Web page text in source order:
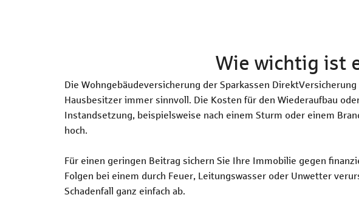
Wie wichtig ist
Die Wohngebäudeversicherung der Sparkassen
Hausbesitzer immer sinnvoll. Die Kosten für den Wiederaufbau
Instandsetzung, beispielsweise nach einem Sturm oder einem
hoch.
Für einen geringen Beitrag sichern Sie Ihre Immobilie gegen
Folgen bei einem durch Feuer, Leitungswasser oder Unwetter
Schadenfall ganz einfach ab.